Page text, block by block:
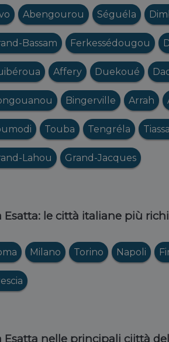
Abengourou Séguéla
Bassam Ferkessédougou
Affery Duekoué
Bingerville Arrah
Touba Tengréla
Lahou Grand-Jacques
Esatta: le città italiane più
Milano Torino Napoli
Esatta nelle principali ciittà